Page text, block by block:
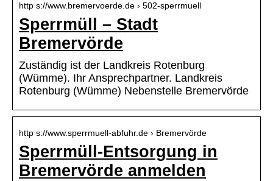
http s://www.bremervoerde.de › 502-sperrmuell
Sperrmüll – Stadt
Bremervörde
Zuständig ist der Landkreis Rotenburg
(Wümme). Ihr Ansprechpartner. Landkreis
Rotenburg (Wümme) Nebenstelle Bremervörde
http s://www.sperrmuell-abfuhr.de › Bremervörde
Sperrmüll-Entsorgung in
Bremervörde anmelden